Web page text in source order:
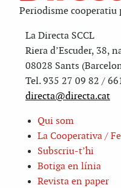
Periodisme cooperatiu
La Directa SCCL
Riera d’Escuder, 38,
08028 Sants
Tel. 935 27 09 82 /
directa@directa.cat
Qui som
La Cooperativa /
Subscriu-t’hi
Botiga en línia
Revista en paper